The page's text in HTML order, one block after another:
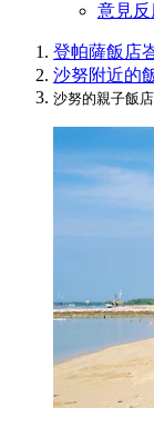
意見反
登帕薩飯店
沙努附近的
沙努的親子飯店